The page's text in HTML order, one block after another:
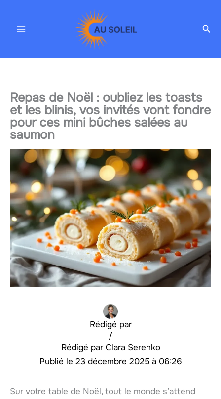
contenu
Repas de Noël : oubliez les toasts
et les blinis, vos invités vont fondre
pour ces mini bûches salées au
saumon
Rédigé par
Clara Serenko
/
23 décembre 2025 à 06:26
Sur votre table de Noël, tout le monde s’attend